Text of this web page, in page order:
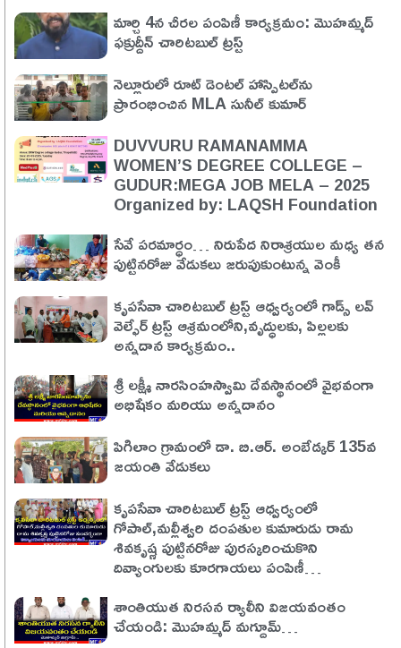
మార్చి 4న చీరల పంపిణీ కార్యక్రమం: మొహమ్మద్
ఫక్రుద్దీన్ చారిటబుల్ ట్రస్ట్
నెల్లూరులో రూట్ డెంటల్ హాస్పిటల్‌ను
ప్రారంభించిన MLA సునీల్ కుమార్
DUVVURU RAMANAMMA
WOMEN’S DEGREE COLLEGE –
GUDUR:MEGA JOB MELA – 2025
Organized by: LAQSH Foundation
సేవే పరమార్ధం… నిరుపేద నిరాశ్రయుల మధ్య తన
పుట్టినరోజు వేడుకలు జరుపుకుంటున్న వెంకీ
కృపసేవా చారిటబుల్ ట్రస్ట్ ఆధ్వర్యంలో గాడ్స్ లవ్
వెల్ఫేర్ ట్రస్ట్ ఆశ్రమంలోని,వృద్ధులకు, పిల్లలకు
అన్నదాన కార్యక్రమం..
శ్రీ లక్ష్మీ నారసింహస్వామి దేవస్థానంలో వైభవంగా
అభిషేకం మరియు అన్నదానం
పిగిలాం గ్రామంలో డా. బి.ఆర్. అంబేడ్కర్ 135వ
జయంతి వేడుకలు
కృపసేవా చారిటబుల్ ట్రస్ట్ ఆధ్వర్యంలో
గోపాల్,మల్లీశ్వరి దంపతుల కుమారుడు రామ
శివకృష్ణ పుట్టినరోజు పురస్కరించుకొని
దివ్యాంగులకు కూరగాయలు పంపిణీ…
శాంతియుత నిరసన ర్యాలీని విజయవంతం
చేయండి: మొహమ్మద్ మగ్దూమ్…